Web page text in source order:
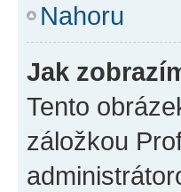
Nahoru
Jak
Tento
záložkou